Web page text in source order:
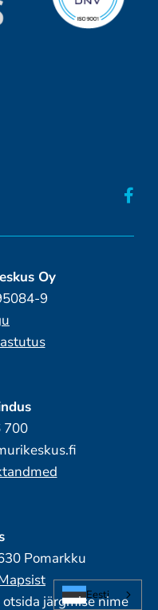
Oy
9
700
Pomarkku
järgmise nime
Eesti